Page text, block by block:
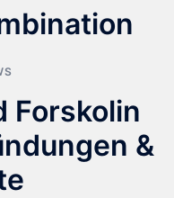
Forskolin
&